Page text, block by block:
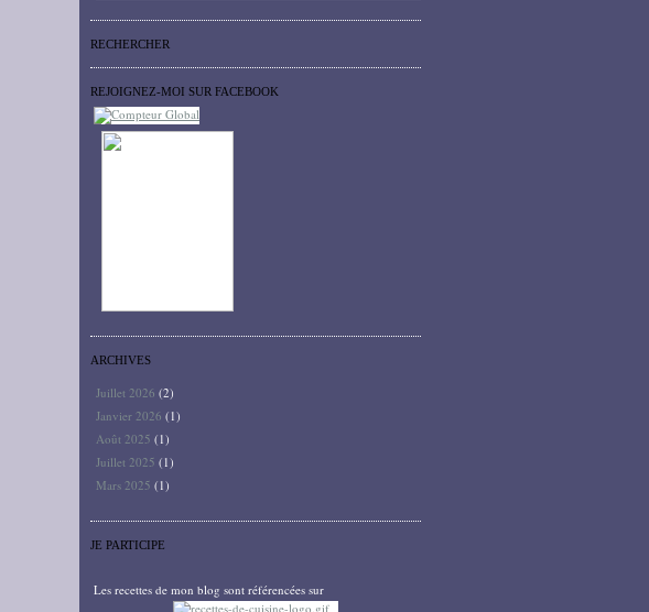
RECHERCHER
REJOIGNEZ-MOI SUR FACEBOOK
ARCHIVES
Juillet 2026 (2)
Janvier 2026 (1)
Août 2025 (1)
Juillet 2025 (1)
Mars 2025 (1)
JE PARTICIPE
Les recettes de mon blog sont référencées sur